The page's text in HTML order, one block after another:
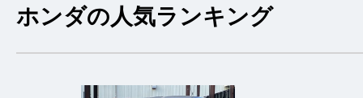
をして頂きました
ホンダの人気ランキング